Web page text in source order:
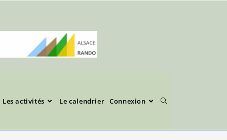
Les activités Le calendrier Connexion